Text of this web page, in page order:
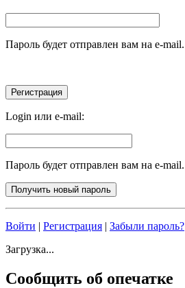
Пароль будет отправлен вам на e-mail.
Login или e-mail:
Пароль будет отправлен вам на e-mail.
Войти | Регистрация | Забыли пароль?
Загрузка...
Сообщить об опечатке